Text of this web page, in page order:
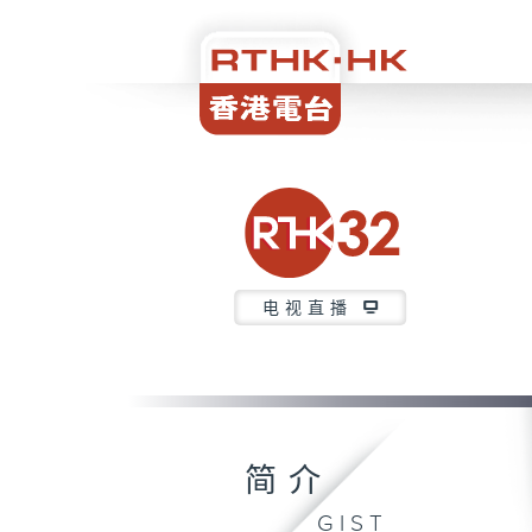
电视直播
简介
GIST